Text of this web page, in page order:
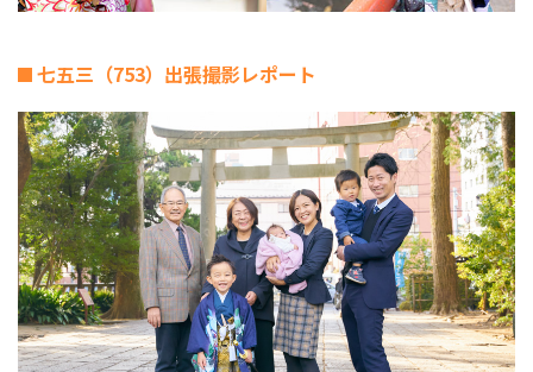
七五三（753）出張撮影レポート